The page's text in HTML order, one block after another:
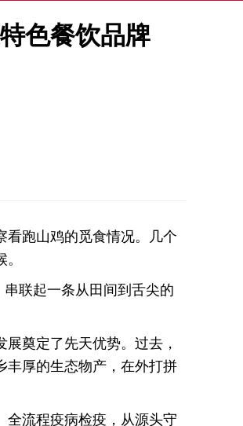
色餐饮品牌
跑山鸡的觅食情况。几个
联起一条从田间到舌尖的
奠定了先天优势。过去，
厚的生态物产，在外打拼
流程疫病检疫，从源头守